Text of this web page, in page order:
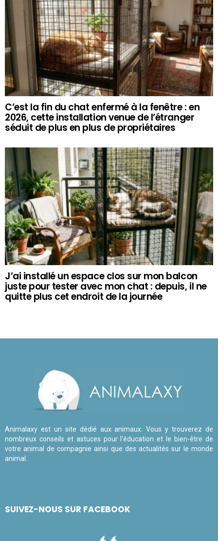
C’est la fin du chat enfermé à la fenêtre : en
2026, cette installation venue de l’étranger
séduit de plus en plus de propriétaires
J’ai installé un espace clos sur mon balcon
juste pour tester avec mon chat : depuis, il ne
quitte plus cet endroit de la journée
Animalaxy est un site dédié aux animaux. Vous y trouverez de
nombreux conseils et astuces pour l'éducation et le bien-être de
votre animal de compagnie ainsi que des actualités sur le monde
animal.
SUIVEZ-NOUS SUR FACEBOOK